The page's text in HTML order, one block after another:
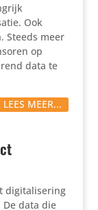
Ook
Steeds meer
op
data te
LEES MEER...
digitalisering
data die